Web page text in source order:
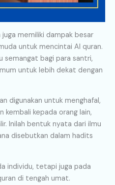
memiliki dampak besar
untuk mencintai Al quran.
semangat bagi para santri,
untuk lebih dekat dengan
digunakan untuk menghafal,
kembali kepada orang lain,
Inilah bentuk nyata dari ilmu
disebutkan dalam hadits
individu, tetapi juga pada
di tengah umat.